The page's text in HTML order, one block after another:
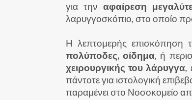
για την αφαίρεση
λαρυγγοσκόπιο, στο οποίο
Η λεπτομερής επισκόπηση
πολύποδες, οίδημα, ή
χειρουργικής του λάρυγγα,
πάντοτε για ιστολογική
παραμένει στο Νοσοκομείο